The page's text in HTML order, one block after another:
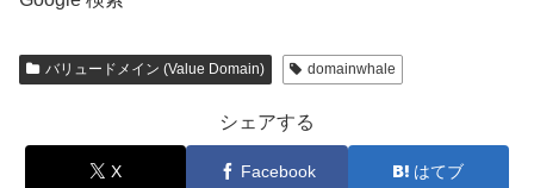
バリュードメイン (Value Domain) domainwhale
シェアする
X Facebook はてブ